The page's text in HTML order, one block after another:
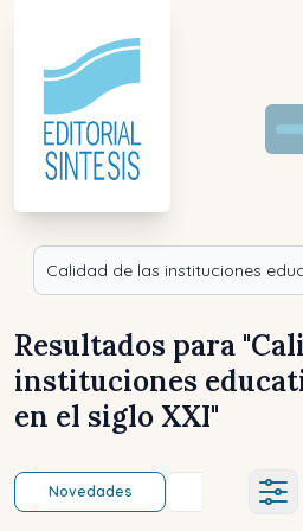
Resultados para "
instituciones
en el siglo XXI"
Novedades Título (a-z)